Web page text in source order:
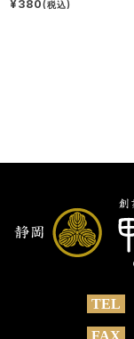
¥380(税込)